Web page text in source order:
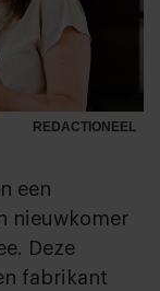
REDACTIONEEL
een
nieuwkomer
Deze
fabrikant